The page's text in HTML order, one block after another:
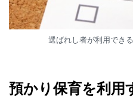
選ばれし者が利用でき
預かり保育を利用